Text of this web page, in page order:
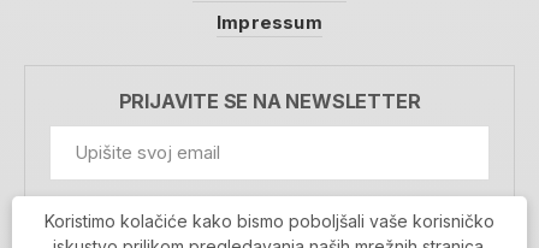
Impressum
PRIJAVITE SE NA NEWSLETTER
Prihvaćam da se moji podaci spremaju u bazu
Koristimo kolačiće kako bismo poboljšali vaše korisničko